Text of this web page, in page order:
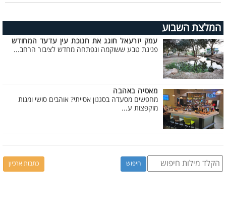
המלצת השבוע
עמק יזרעאל חוגג את חנוכת עין עדעד המחודש
פנינת טבע ששוקמה ונפתחה מחדש לציבור הרחב...
מאסיה באהבה
מחפשים מסעדה בסגנון אסייתי? אוהבים סושי ומנות
מוקפצות ע...
כתבות ארכיון